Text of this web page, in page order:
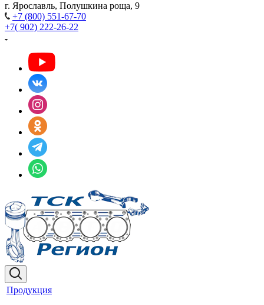
г. Ярославль, Полушкина роща, 9
+7 (800) 551-67-70
+7( 902) 222-26-22
Продукция